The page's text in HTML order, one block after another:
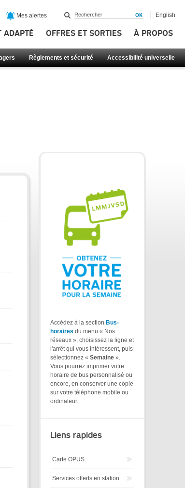
ADAPTÉ OFFRES ET SORTIES À PROPOS
Règlements et sécurité Accessibilité universelle
Mes alertes English
Accédez à la section Bus-
horaires du menu « Nos
réseaux », choisissez la ligne et
l'arrêt qui vous intéressent, puis
sélectionnez « Semaine ».
Vous pourrez imprimer votre
horaire de bus personnalisé ou
encore, en conserver une copie
sur votre téléphone mobile ou
ordinateur.
Liens rapides
Carte OPUS
Services offerts en station